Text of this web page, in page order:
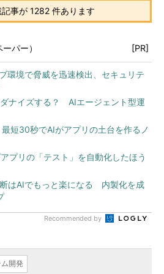
事が 1282 件あります
パー） [PR]
環境で脅威を迅速検出、セキュリテ
ナイズする？ AIエージェント型運
短30秒でAIがアプリの土台を作るノ
プリの「テスト」を自動化したほう
はAIでもっと楽になる 内製化を成
Recommended by
開発